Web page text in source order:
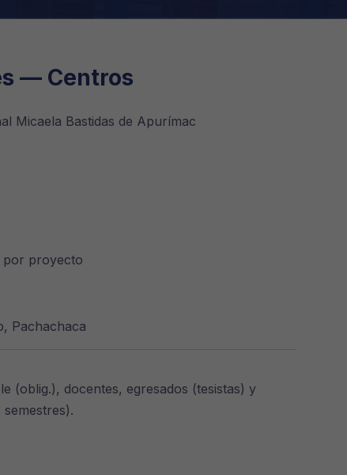
— Centros
Micaela Bastidas de Apurímac
proyecto
Pachachaca
(oblig.), docentes, egresados (tesistas) y